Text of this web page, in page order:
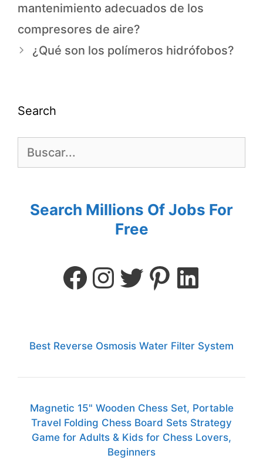
mantenimiento adecuados de los
compresores de aire?
¿Qué son los polímeros hidrófobos?
Search
Search Millions Of Jobs For
Free
Best Reverse Osmosis Water Filter System
Magnetic 15" Wooden Chess Set, Portable
Travel Folding Chess Board Sets Strategy
Game for Adults & Kids for Chess Lovers,
Beginners